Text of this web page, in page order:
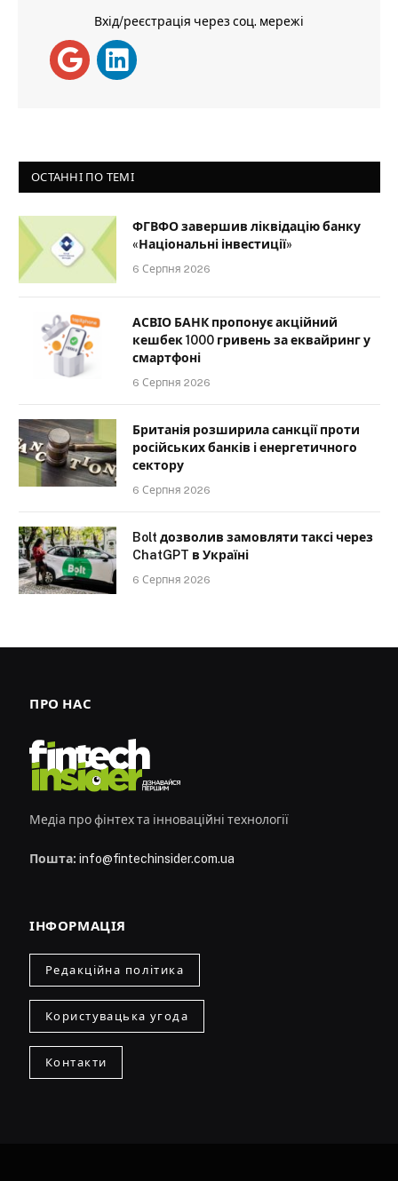
Вхід/реєстрація через соц. мережі
ОСТАННІ ПО ТЕМІ
ФГВФО завершив ліквідацію банку
«Національні інвестиції»
6 Серпня 2026
АСВІО БАНК пропонує акційний
кешбек 1000 гривень за еквайринг у
смартфоні
6 Серпня 2026
Британія розширила санкції проти
російських банків і енергетичного
сектору
6 Серпня 2026
Bolt дозволив замовляти таксі через
ChatGPT в Україні
6 Серпня 2026
ПРО НАС
Медіа про фінтех та інноваційні технології
Пошта: info@fintechinsider.com.ua
ІНФОРМАЦІЯ
Редакційна політика
Користувацька угода
Контакти